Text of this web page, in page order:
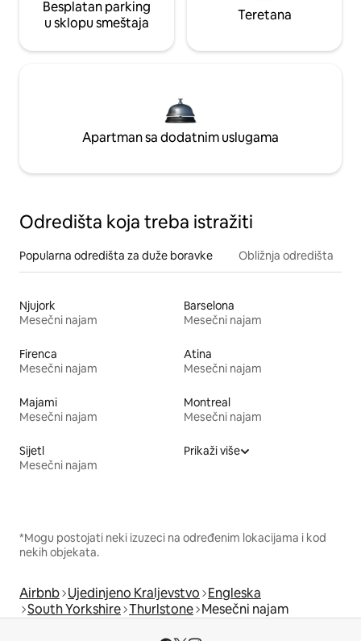
Besplatan parking
u sklopu smeštaja
Teretana
Apartman sa dodatnim uslugama
Odredišta koja treba istražiti
Popularna odredišta za duže boravke Obližnja odredišta
Njujork
Mesečni najam
Barselona
Mesečni najam
Firenca
Mesečni najam
Atina
Mesečni najam
Majami
Mesečni najam
Montreal
Mesečni najam
Sijetl
Mesečni najam
Prikaži više
*Mogu postojati neki izuzeci na određenim lokacijama i kod
nekih objekata.
Airbnb Ujedinjeno Kraljevstvo Engleska
South Yorkshire Thurlstone Mesečni najam